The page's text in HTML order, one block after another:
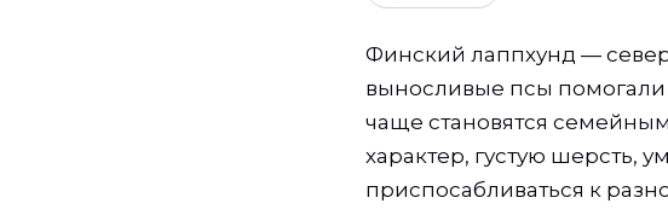
Финский лаппхунд —
выносливые псы помогали
чаще становятся
характер, густую шерсть,
приспосабливаться к